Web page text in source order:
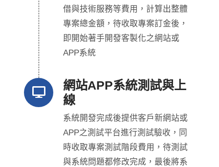
借與技術服務等費用，計算出整體
專案總金額，待收取專案訂金後，
即開始著手開發客製化之網站或
APP系統
網站APP系統測試與上
線
系統開發完成後提供客戶新網站或
APP之測試平台進行測試驗收，同
時收取專案測試階段費用，待測試
與系統問題都修改完成，最後將系